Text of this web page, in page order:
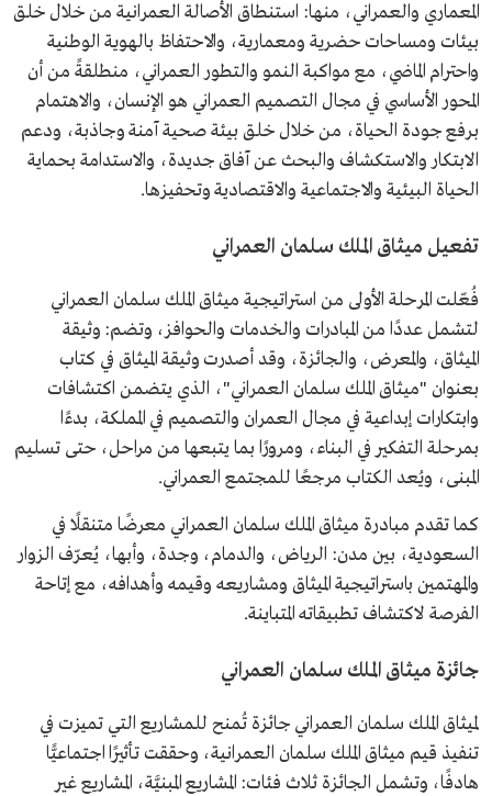
المعماري والعمراني، منها: استنطاق الأصالة العمرانية من خلال خلق
بيئات ومساحات حضرية ومعمارية، والاحتفاظ بالهوية الوطنية
واحترام الماضي، مع مواكبة النمو والتطور العمراني، منطلقةً من أن
المحور الأساسي في مجال التصميم العمراني هو الإنسان، والاهتمام
برفع جودة الحياة، من خلال خلق بيئة صحية آمنة وجاذبة، ودعم
الابتكار والاستكشاف والبحث عن آفاق جديدة، والاستدامة بحماية
الحياة البيئية والاجتماعية والاقتصادية وتحفيزها.
تفعيل ميثاق الملك سلمان العمراني
فُعّلت المرحلة الأولى من استراتيجية ميثاق الملك سلمان العمراني
لتشمل عددًا من المبادرات والخدمات والحوافز، وتضم: وثيقة
الميثاق، والمعرض، والجائزة، وقد أصدرت وثيقة الميثاق في كتاب
بعنوان "ميثاق الملك سلمان العمراني"، الذي يتضمن اكتشافات
وابتكارات إبداعية في مجال العمران والتصميم في المملكة، بدءًا
بمرحلة التفكير في البناء، ومرورًا بما يتبعها من مراحل، حتى تسليم
المبنى، ويُعد الكتاب مرجعًا للمجتمع العمراني.
كما تقدم مبادرة ميثاق الملك سلمان العمراني معرضًا متنقلًا في
السعودية، بين مدن: الرياض، والدمام، وجدة، وأبها، يُعرّف الزوار
والمهتمين باستراتيجية الميثاق ومشاريعه وقيمه وأهدافه، مع إتاحة
الفرصة لاكتشاف تطبيقاته المتباينة.
جائزة ميثاق الملك سلمان العمراني
لميثاق الملك سلمان العمراني جائزة تُمنح للمشاريع التي تميزت في
تنفيذ قيم ميثاق الملك سلمان العمرانية، وحققت تأثيرًا اجتماعيًّا
هادفًا، وتشمل الجائزة ثلاث فئات: المشاريع المبنيَّة، المشاريع غير